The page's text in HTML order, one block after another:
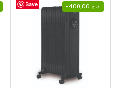
Save - د.م.400,00